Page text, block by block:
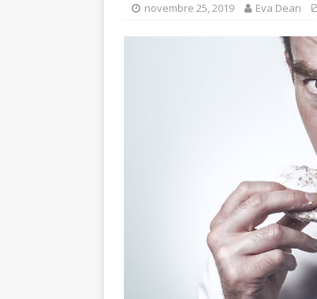
novembre 25, 2019 Eva Dean